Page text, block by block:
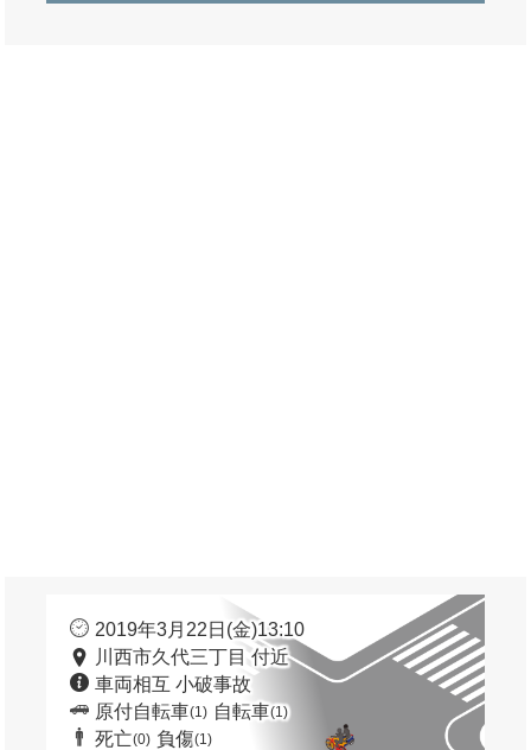
2019年3月22日(金)13:10
川西市久代三丁目 付近
車両相互 小破事故
原付自転車(1) 自転車(1)
死亡(0) 負傷(1)